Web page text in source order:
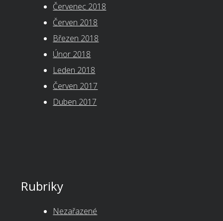
Červenec 2018
Červen 2018
Březen 2018
Únor 2018
Leden 2018
Červen 2017
Duben 2017
Rubriky
Nezařazené